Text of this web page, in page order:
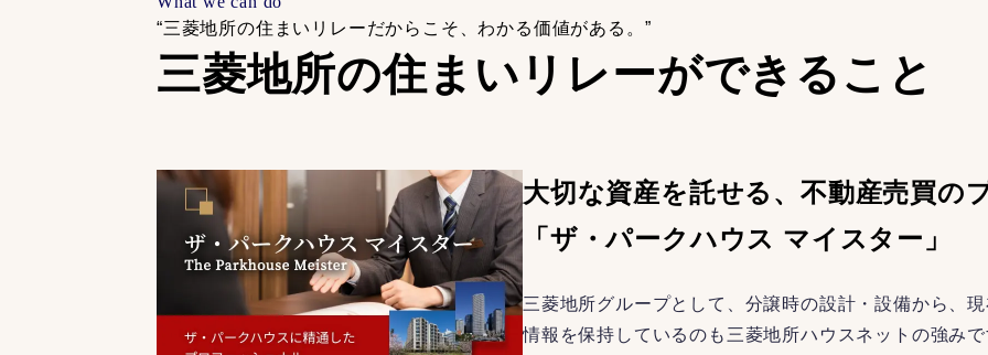
“三菱地所の住まいリレーだからこそ、 わかる価値がある。”
三菱地所の住まいリレーができること
大切な資産を託せる、不動産売買の
「ザ・パークハウス マイスター」
三菱地所グループとして、分譲時の設計・設備から、
情報を保持しているのも三菱地所ハウスネットの強み